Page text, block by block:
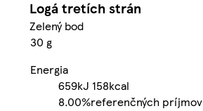
Logá tretích strán
Zelený bod
30 g
Energia
659kJ 158kcal
8.00%referenčných príjmov